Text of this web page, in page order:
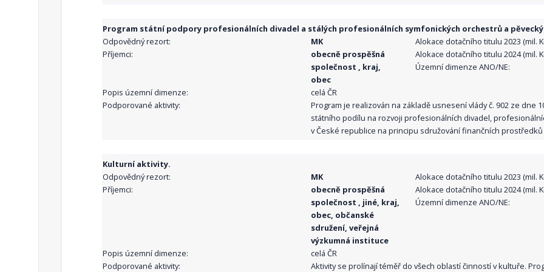
Program státní podpory profesionálních divadel a stálých profesionálních symfonických orchestrů a
Odpovědný rezort:
MK
Příjemci:
obecně prospěšná
společnost , kraj,
obec
Alokace dotačního titulu 2023 (mil.
Alokace dotačního titulu 2024 (mil.
Územní dimenze ANO/NE:
Popis územní dimenze:
celá ČR
Podporované aktivity:
Program je realizován na základě usnesení vlády č. 902 ze dne
státního podílu na rozvoji profesionálních divadel,
v České republice na principu sdružování finančních
Kulturní aktivity.
Odpovědný rezort:
MK
Příjemci:
obecně prospěšná
společnost , jiné, kraj,
obec, občanské
sdružení, veřejná
výzkumná instituce
Alokace dotačního titulu 2023 (mil.
Alokace dotačního titulu 2024 (mil.
Územní dimenze ANO/NE:
Popis územní dimenze:
celá ČR
Podporované aktivity:
Aktivity se prolínají téměř do všech oblastí činností v kultuře.